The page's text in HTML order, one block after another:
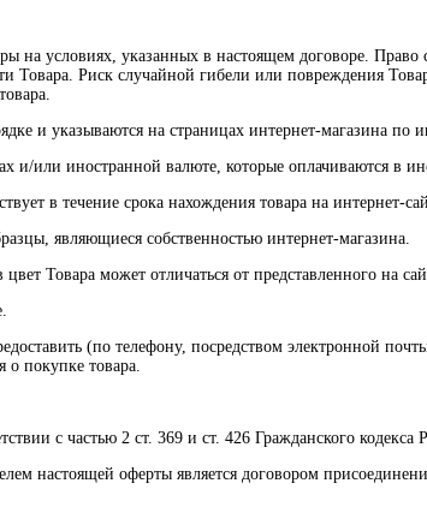
на условиях, указанных в настоящем договоре.
Товара. Риск случайной гибели или повреждения
и указываются на страницах интернет-магазина по
или иностранной валюте, которые оплачиваются в
в течение срока нахождения товара на интернет-
являющиеся собственностью интернет-магазина.
Товара может отличаться от представленного на
(по телефону, посредством электронной
о покупке товара.
с частью 2 ст. 369 и ст. 426 Гражданского кодекса
настоящей оферты является договором